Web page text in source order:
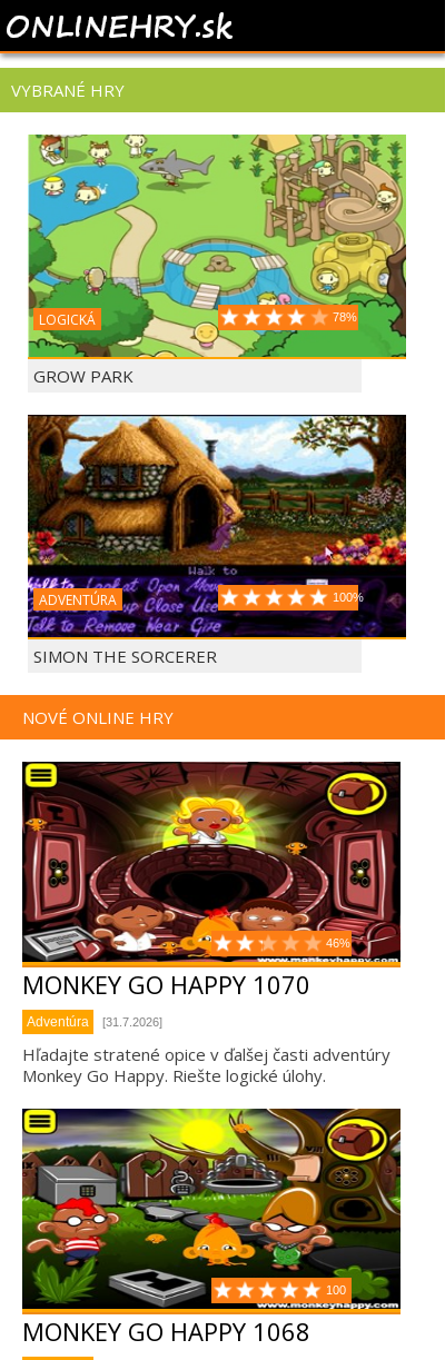
VYBRANÉ HRY
LOGICKÁ 78%
GROW PARK
ADVENTÚRA 100%
SIMON THE SORCERER
NOVÉ ONLINE HRY
46%
MONKEY GO HAPPY 1070
Adventúra [31.7.2026]
Hľadajte stratené opice v ďalšej časti adventúry
Monkey Go Happy. Riešte logické úlohy.
100
MONKEY GO HAPPY 1068